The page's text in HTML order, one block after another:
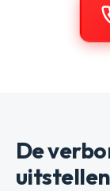
De
uitstellen